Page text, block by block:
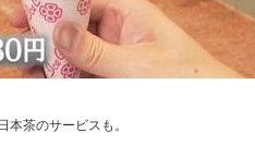
茶のサービスも。